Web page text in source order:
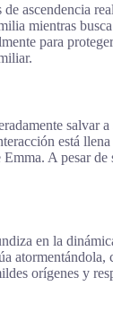
ascendencia
mientras
para
está
A pesar
en la
orígenes y